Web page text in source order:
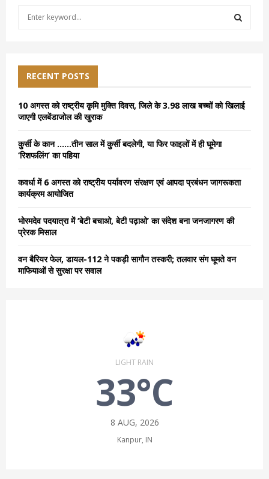
f
o
r
RECENT POSTS
10 अगस्त को राष्ट्रीय कृमि मुक्ति दिवस, जिले के 3.98 लाख बच्चों को खिलाई
जाएगी एलबेंडाजोल की खुराक
कुर्सी के कान ……तीन साल में कुर्सी बदलेगी, या फिर फाइलों में ही घूमेगा
‘रिशफलिंग’ का पहिया
कवर्धा में 6 अगस्त को राष्ट्रीय पर्यावरण संरक्षण एवं आपदा प्रबंधन जागरूकता
कार्यक्रम आयोजित
भोरमदेव पदयात्रा में ‘बेटी बचाओ, बेटी पढ़ाओ’ का संदेश बना जनजागरण की
प्रेरक मिसाल
वन बैरियर फेल, डायल-112 ने पकड़ी सागौन तस्करी; तलवार संग घूमते वन
माफियाओं से सुरक्षा पर सवाल
LIGHT RAIN
33°C
8 AUG, 2026
Kanpur, IN